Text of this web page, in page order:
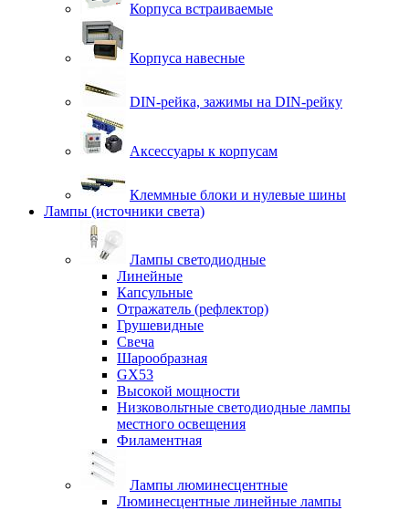
Корпуса встраиваемые
Корпуса навесные
DIN-рейка, зажимы на DIN-рейку
Аксессуары к корпусам
Клеммные блоки и нулевые шины
Лампы (источники света)
Лампы светодиодные
Линейные
Капсульные
Отражатель (рефлектор)
Грушевидные
Свеча
Шарообразная
GX53
Высокой мощности
Низковольтные светодиодные лампы
местного освещения
Филаментная
Лампы люминесцентные
Люминесцентные линейные лампы